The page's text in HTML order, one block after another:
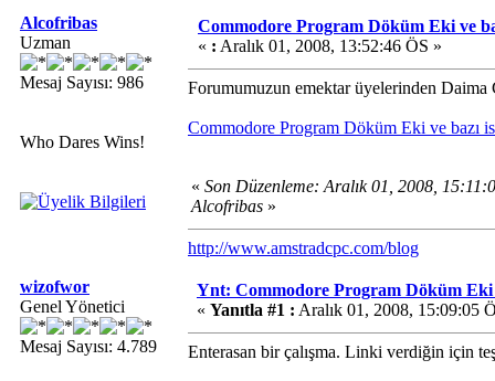
Alcofribas
Uzman
Mesaj Sayısı: 986
Who Dares Wins!
Commodore Program Döküm Eki ve
« : Aralık 01, 2008, 13:52:46 ÖS »
Forumumuzun emektar üyelerinden Daima
Commodore Program Döküm Eki ve bazı
« Son Düzenleme: Aralık 01, 2008,
Alcofribas »
http://www.amstradcpc.com/blog
wizofwor
Genel Yönetici
Mesaj Sayısı: 4.789
Ynt: Commodore Program Döküm Eki
« Yanıtla #1 : Aralık 01, 2008, 15:09:05
Enterasan bir çalışma. Linki verdiğin için